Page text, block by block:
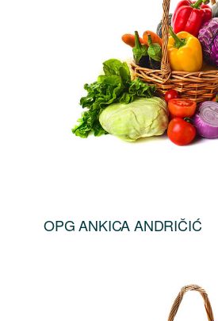
OPG ANKICA ANDRIČIĆ